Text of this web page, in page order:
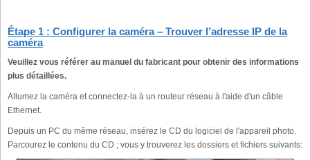
Étape 1 : Configurer la caméra – Trouver l’adresse IP de la
caméra
Veuillez vous référer au manuel du fabricant pour obtenir des informations
plus détaillées.
Allumez la caméra et connectez-la à un routeur réseau à l'aide d'un câble
Ethernet.
Depuis un PC du même réseau, insérez le CD du logiciel de l'appareil photo.
Parcourez le contenu du CD ; vous y trouverez les dossiers et fichiers suivants: